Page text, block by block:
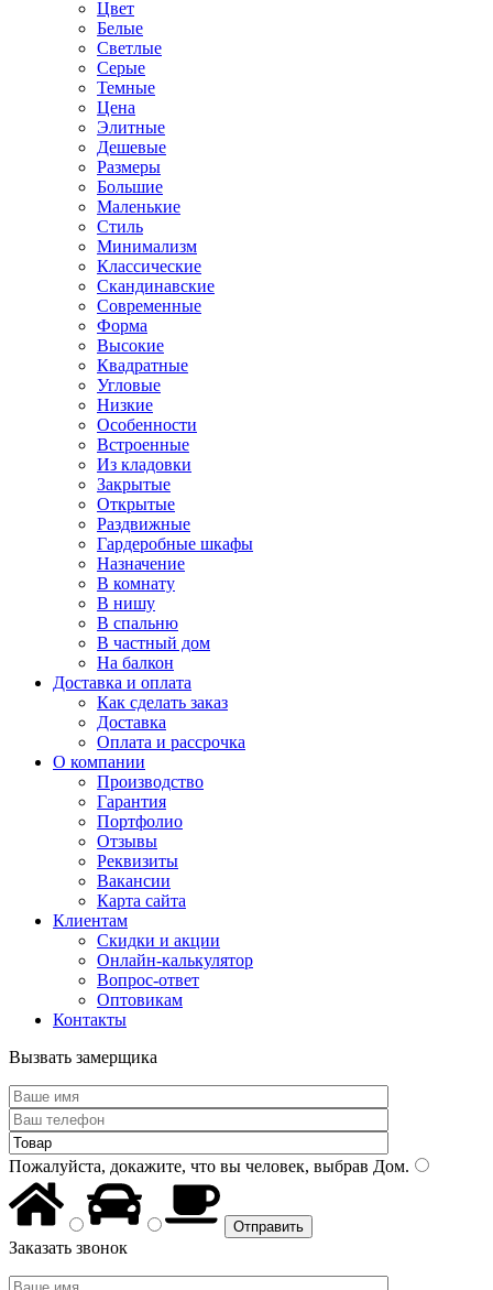
Цвет
Белые
Светлые
Серые
Темные
Цена
Элитные
Дешевые
Размеры
Большие
Маленькие
Стиль
Минимализм
Классические
Скандинавские
Современные
Форма
Высокие
Квадратные
Угловые
Низкие
Особенности
Встроенные
Из кладовки
Закрытые
Открытые
Раздвижные
Гардеробные шкафы
Назначение
В комнату
В нишу
В спальню
В частный дом
На балкон
Доставка и оплата
Как сделать заказ
Доставка
Оплата и рассрочка
О компании
Производство
Гарантия
Портфолио
Отзывы
Реквизиты
Вакансии
Карта сайта
Клиентам
Скидки и акции
Онлайн-калькулятор
Вопрос-ответ
Оптовикам
Контакты
Вызвать замерщика
Пожалуйста, докажите, что вы человек, выбрав Дом.
Заказать звонок